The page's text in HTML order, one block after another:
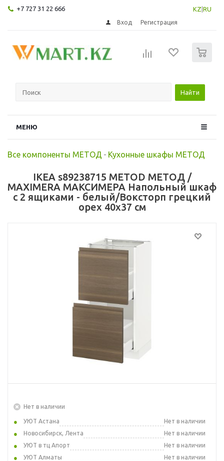
+7 727 31 22 666 KZ RU
Вход Регистрация
Найти
МЕНЮ
Все компоненты МЕТОД - Кухонные шкафы МЕТОД
IKEA s89238715 METOD МЕТОД /
MAXIMERA МАКСИМЕРА Напольный шкаф
с 2 ящиками - белый/Воксторп грецкий
орех 40x37 см
Нет в наличии
УЮТ Астана
Нет в наличии
Новосибирск, Лента
Нет в наличии
УЮТ в тц Апорт
Нет в наличии
УЮТ Алматы
Нет в наличии